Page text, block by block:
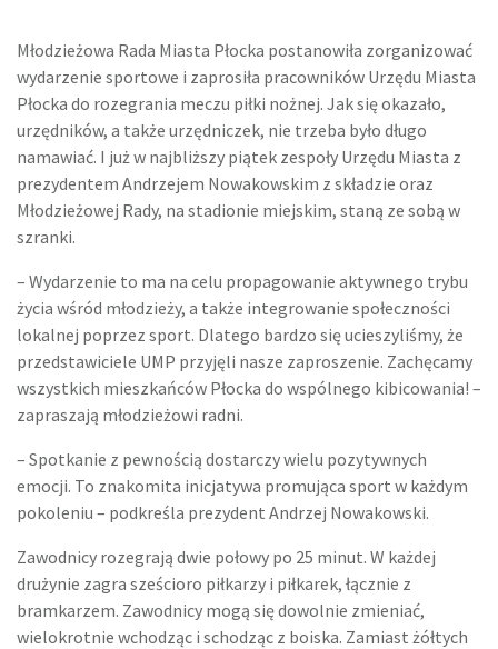
Młodzieżowa Rada Miasta Płocka postanowiła zorganizować
wydarzenie sportowe i zaprosiła pracowników Urzędu Miasta
Płocka do rozegrania meczu piłki nożnej. Jak się okazało,
urzędników, a także urzędniczek, nie trzeba było długo
namawiać. I już w najbliższy piątek zespoły Urzędu Miasta z
prezydentem Andrzejem Nowakowskim z składzie oraz
Młodzieżowej Rady, na stadionie miejskim, staną ze sobą w
szranki.
– Wydarzenie to ma na celu propagowanie aktywnego trybu
życia wśród młodzieży, a także integrowanie społeczności
lokalnej poprzez sport. Dlatego bardzo się ucieszyliśmy, że
przedstawiciele UMP przyjęli nasze zaproszenie. Zachęcamy
wszystkich mieszkańców Płocka do wspólnego kibicowania! –
zapraszają młodzieżowi radni.
– Spotkanie z pewnością dostarczy wielu pozytywnych
emocji. To znakomita inicjatywa promująca sport w każdym
pokoleniu – podkreśla prezydent Andrzej Nowakowski.
Zawodnicy rozegrają dwie połowy po 25 minut. W każdej
drużynie zagra sześcioro piłkarzy i piłkarek, łącznie z
bramkarzem. Zawodnicy mogą się dowolnie zmieniać,
wielokrotnie wchodząc i schodząc z boiska. Zamiast żółtych